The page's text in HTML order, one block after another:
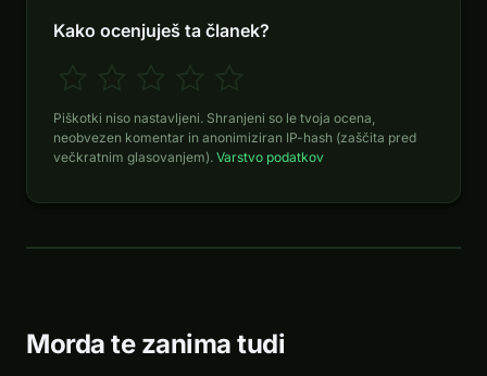
Kako ocenjuješ ta članek?
Piškotki niso nastavljeni. Shranjeni so le tvoja ocena,
neobvezen komentar in anonimiziran IP-hash (zaščita pred
večkratnim glasovanjem). Varstvo podatkov
Morda te zanima tudi